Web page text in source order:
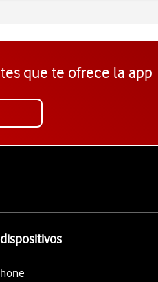
que te ofrece la app